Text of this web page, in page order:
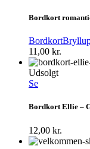
Bordkort
Bordkort
11,00 kr.
Udsolgt
Se
Bordkort Ellie –
12,00 kr.